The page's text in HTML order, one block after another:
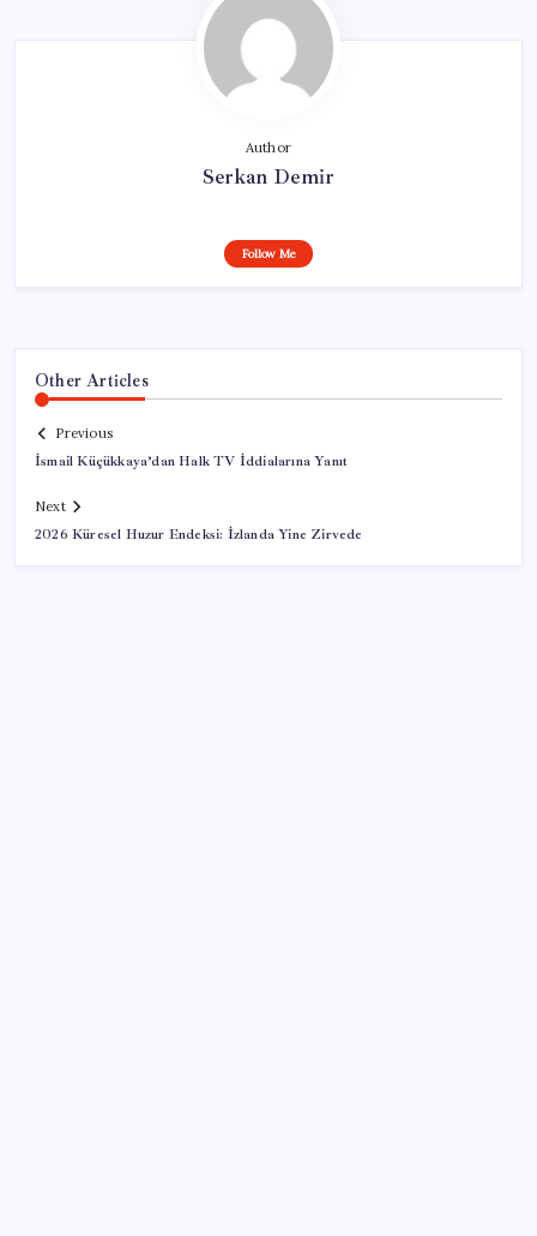
Author
Serkan Demir
Follow Me
Other Articles
Previous
İsmail Küçükkaya’dan Halk TV İddialarına Yanıt
Next
2026 Küresel Huzur Endeksi: İzlanda Yine Zirvede